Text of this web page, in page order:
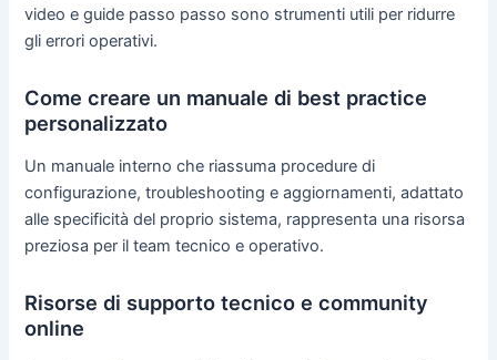
video e guide passo passo sono strumenti utili per ridurre
gli errori operativi.
Come creare un manuale di best practice
personalizzato
Un manuale interno che riassuma procedure di
configurazione, troubleshooting e aggiornamenti, adattato
alle specificità del proprio sistema, rappresenta una risorsa
preziosa per il team tecnico e operativo.
Risorse di supporto tecnico e community
online